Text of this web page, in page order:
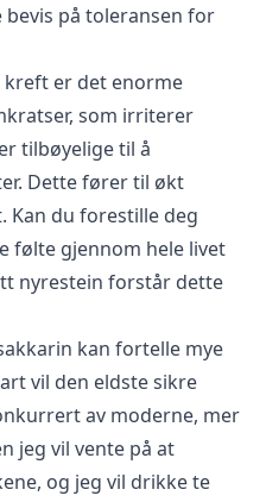
på toleransen for
kreft er det enorme
som irriterer
tilbøyelige til å
Dette fører til økt
Kan du forestille deg
følte gjennom hele livet
nyrestein forstår dette
kan fortelle mye
vil den eldste sikre
av moderne, mer
jeg vil vente på at
og jeg vil drikke te